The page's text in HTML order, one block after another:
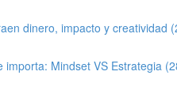
dinero, impacto y creatividad
importa: Mindset VS Estrategia